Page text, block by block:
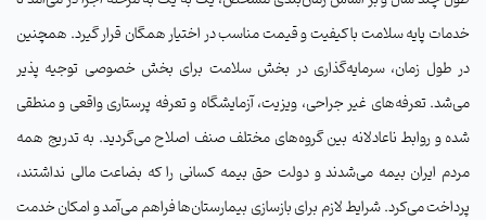
خدمات پایه سلامت با کیفیت و قیمت مناسب در اختیار همگان قرار گیرد. همچنین
در طول زمان، سرمایه‌گذاری در بخش سلامت برای بخش خصوصی توجیه پذیر
می‌شد. تعرفه‌های غیر جراحی، ویزیت، آزمایشگاه و تعرفه پرستاری واقعی و منطقی
شده و روابط ناعادلانه بین گروه‌های مختلف صنف اصلاح می‌گردید. به تدریج همه
مردم ایران بیمه می‌شدند و دولت حق بیمه کسانی را که بضاعت مالی نداشتند،
پرداخت می‌کرد. شرایط لازم برای بازسازی بیمارستان‌ها فراهم می‌آمد و امکان خدمت